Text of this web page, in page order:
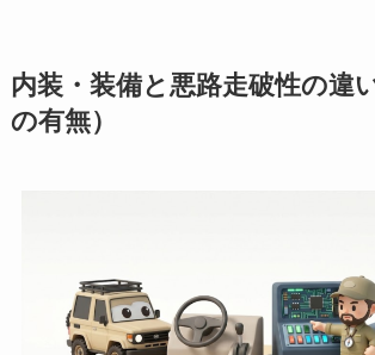
内装・装備と悪路走破性の違
の有無）